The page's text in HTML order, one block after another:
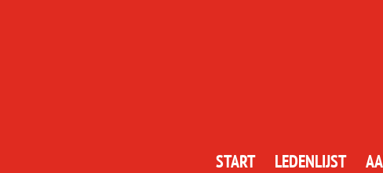
START LEDENLIJST